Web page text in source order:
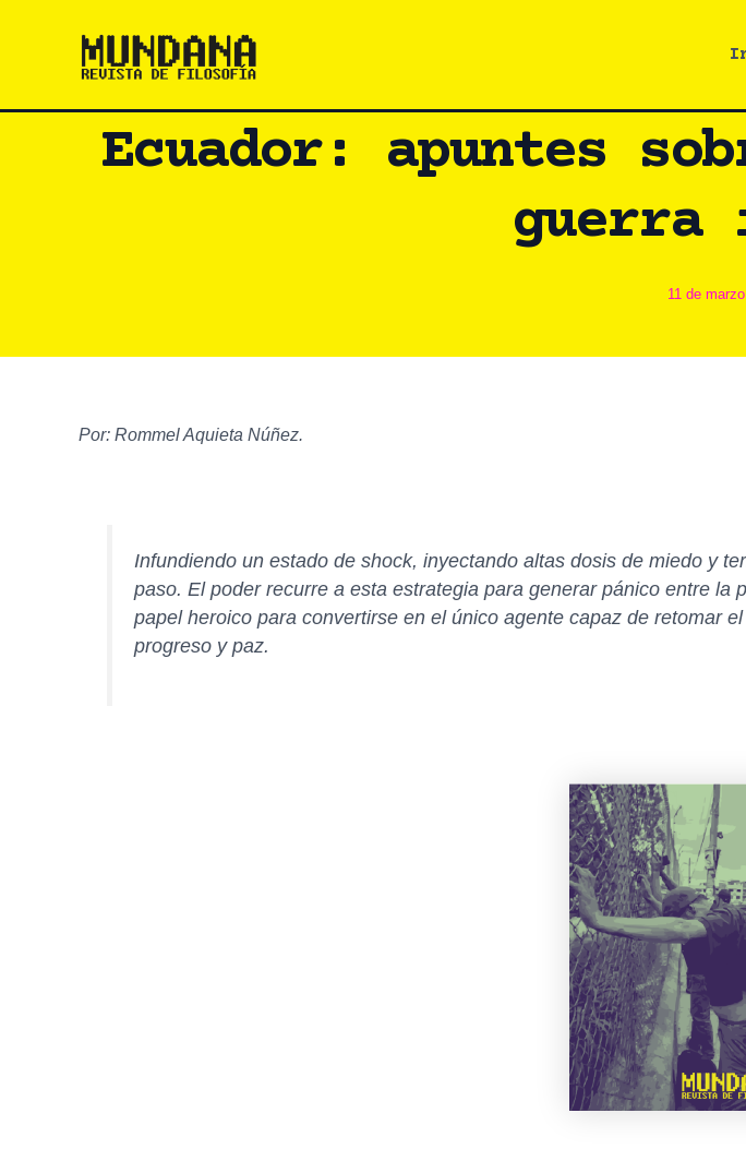
Ecuador: apuntes
guerra
11 de
Por: Rommel Aquieta Núñez.
Infundiendo un estado de shock, inyectando altas dosis de miedo y
paso. El poder recurre a esta estrategia para generar pánico entre
papel heroico para convertirse en el único agente capaz de retomar
progreso y paz.